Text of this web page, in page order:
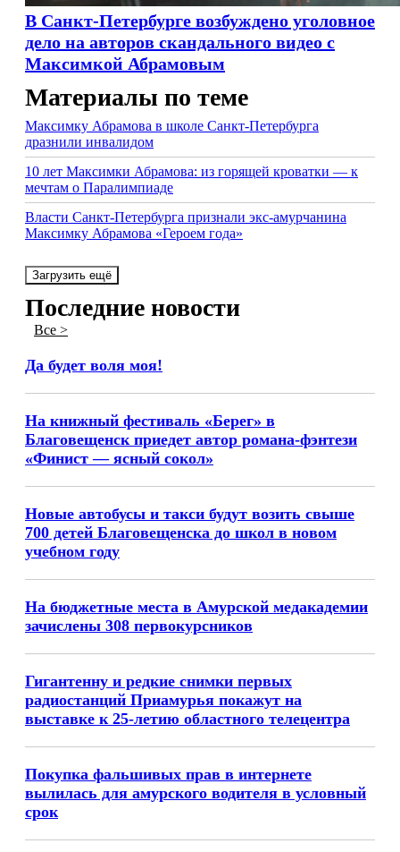
В Санкт-Петербурге возбуждено уголовное
дело на авторов скандального видео с
Максимкой Абрамовым
Материалы по теме
Максимку Абрамова в школе Санкт-Петербурга
дразнили инвалидом
10 лет Максимки Абрамова: из горящей кроватки — к
мечтам о Паралимпиаде
Власти Санкт-Петербурга признали экс-амурчанина
Максимку Абрамова «Героем года»
Загрузить ещё
Последние новости
Все >
Да будет воля моя!
На книжный фестиваль «Берег» в
Благовещенск приедет автор романа-фэнтези
«Финист — ясный сокол»
Новые автобусы и такси будут возить свыше
700 детей Благовещенска до школ в новом
учебном году
На бюджетные места в Амурской медакадемии
зачислены 308 первокурсников
Гигантенну и редкие снимки первых
радиостанций Приамурья покажут на
выставке к 25‑летию областного телецентра
Покупка фальшивых прав в интернете
вылилась для амурского водителя в условный
срок